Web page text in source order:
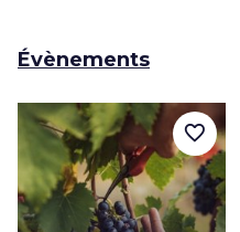
Évènements
favorite_border